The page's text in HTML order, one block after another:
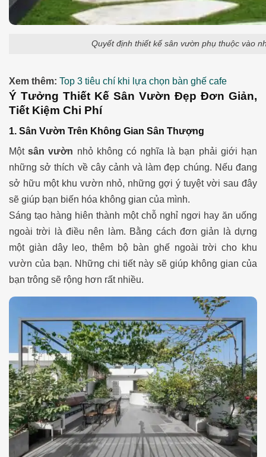
Quyết định thiết kế sân vườn phụ thuộc vào
Xem thêm: Top 3 tiêu chí khi lựa chọn bàn ghế cafe
Ý Tưởng Thiết Kế Sân Vườn Đẹp Đơn Giản,
Tiết Kiệm Chi Phí
1. Sân Vườn Trên Không Gian Sân Thượng
Mộtsân vườn nhỏ không có nghĩa là bạn phải giới hạn
những sở thích về cây cảnh và làm đẹp chúng. Nếu đang
sở hữu một khu vườn nhỏ, những gợi ý tuyệt vời sau đây
sẽ giúp bạn biến hóa không gian của mình.
Sáng tạo hàng hiên thành một chỗ nghỉ ngơi hay ăn uống
ngoài trời là điều nên làm. Bằng cách đơn giản là dựng
một giàn dây leo, thêm bộ bàn ghế ngoài trời cho khu
vườn của bạn. Những chi tiết này sẽ giúp không gian của
bạn trông sẽ rộng hơn rất nhiều.